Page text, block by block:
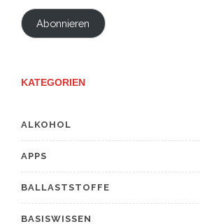
Adresse
Abonnieren
KATEGORIEN
ALKOHOL
APPS
BALLASTSTOFFE
BASISWISSEN